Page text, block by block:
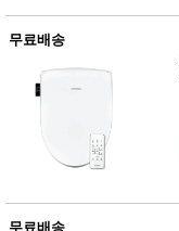
무료배송
무료배송